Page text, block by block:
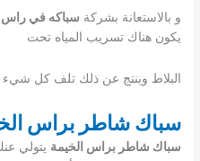
و بالاستعانة بشركة سباكه في راس
يكون هناك تسريب المياه تحت
البلاط وينتج عن ذلك تلف كل
سباك شاطر براس
سباك شاطر براس الخيمة يتولي